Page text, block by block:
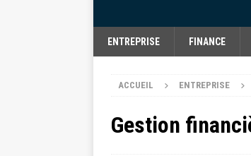
ENTREPRISE FINANCE
ACCUEIL ENTREPRISE
Gestion